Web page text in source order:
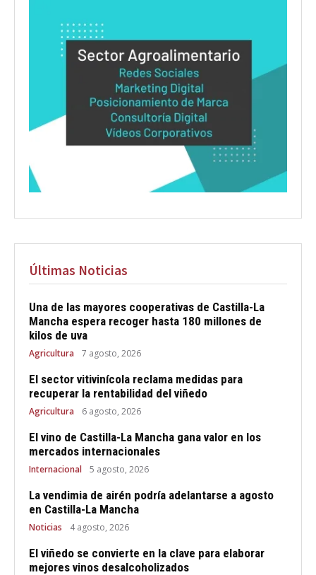
Últimas Noticias
Una de las mayores cooperativas de Castilla-La
Mancha espera recoger hasta 180 millones de
kilos de uva
Agricultura 7 agosto, 2026
El sector vitivinícola reclama medidas para
recuperar la rentabilidad del viñedo
Agricultura 6 agosto, 2026
El vino de Castilla-La Mancha gana valor en los
mercados internacionales
Internacional 5 agosto, 2026
La vendimia de airén podría adelantarse a agosto
en Castilla-La Mancha
Noticias 4 agosto, 2026
El viñedo se convierte en la clave para elaborar
mejores vinos desalcoholizados